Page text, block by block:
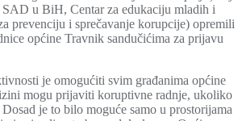
SAD u BiH, Centar za edukaciju mladih i
prevenciju i sprečavanje korupcije) opremili
općine Travnik sandučićima za prijavu
je omogućiti svim građanima općine
mogu prijaviti koruptivne radnje, ukoliko
je to bilo moguće samo u prostorijama